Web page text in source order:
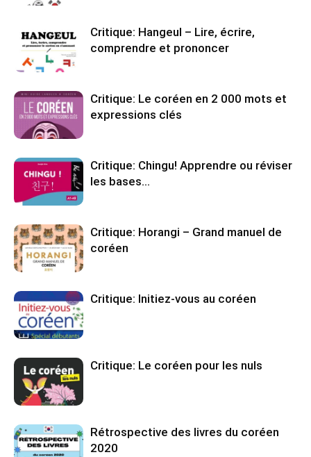
Critique: Hangeul – Lire, écrire,
comprendre et prononcer
Critique: Le coréen en 2 000 mots et
expressions clés
Critique: Chingu! Apprendre ou réviser
les bases…
Critique: Horangi – Grand manuel de
coréen
Critique: Initiez-vous au coréen
Critique: Le coréen pour les nuls
Rétrospective des livres du coréen
2020